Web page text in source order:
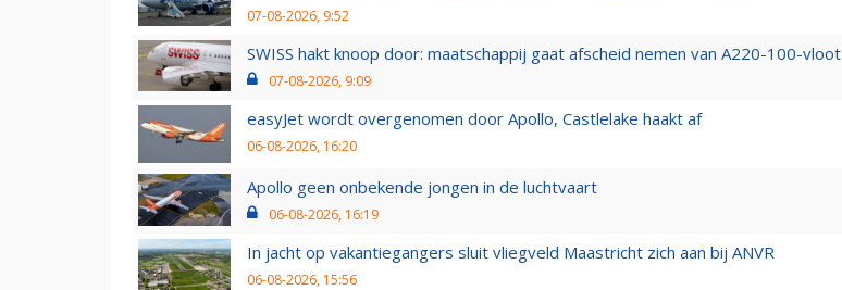
07-08-2026, 9:52
SWISS hakt knoop door: maatschappij gaat afscheid nemen van A220-100-vloot
07-08-2026, 9:09
easyJet wordt overgenomen door Apollo, Castlelake haakt af
06-08-2026, 16:20
Apollo geen onbekende jongen in de luchtvaart
06-08-2026, 16:19
In jacht op vakantiegangers sluit vliegveld Maastricht zich aan bij ANVR
06-08-2026, 15:56